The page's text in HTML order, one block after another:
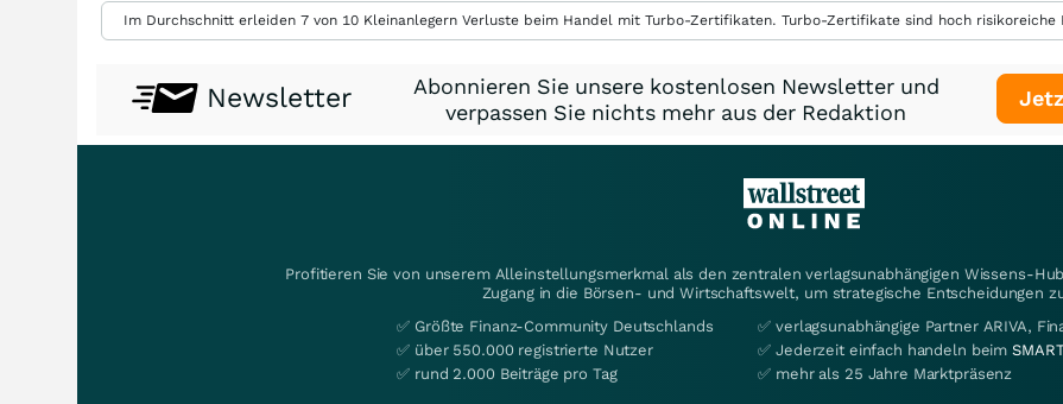
Im Durchschnitt erleiden 7 von 10 Kleinanlegern Verluste beim Handel mit Turbo-Zertifikaten. Turbo-Zertifikate sind hoch
Newsletter
Abonnieren Sie unsere kostenlosen Newsletter und
verpassen Sie nichts mehr aus der Redaktion
Profitieren Sie von unserem Alleinstellungsmerkmal als den zentralen verlagsunabhängigen Wissens-
Zugang in die Börsen- und Wirtschaftswelt, um strategische Entscheidungen
✅ Größte Finanz-Community Deutschlands
✅ über 550.000 registrierte Nutzer
✅ rund 2.000 Beiträge pro Tag
✅ verlagsunabhängige Partner ARIVA,
✅ Jederzeit einfach handeln beim
✅ mehr als 25 Jahre Marktpräsenz